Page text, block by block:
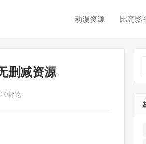
动漫资源 比亮影
删减资源
0评论